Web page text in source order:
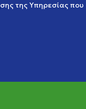
της Υπηρεσίας που